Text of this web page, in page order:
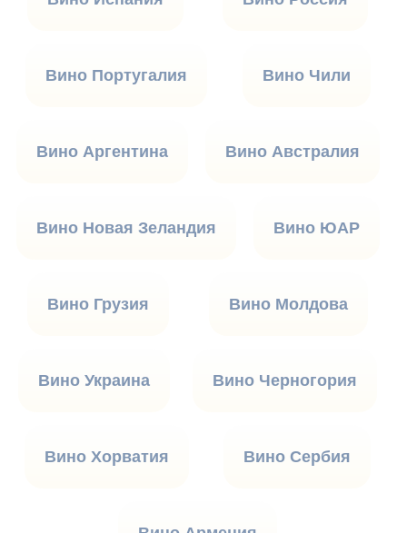
Вино Португалия Вино Чили
Вино Аргентина Вино Австралия
Вино Новая Зеландия Вино ЮАР
Вино Грузия Вино Молдова
Вино Украина Вино Черногория
Вино Хорватия Вино Сербия